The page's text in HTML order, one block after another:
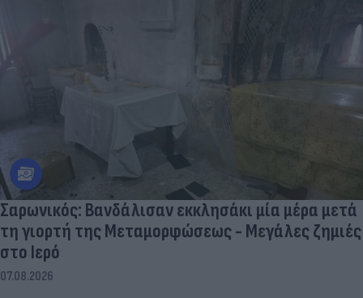
Σαρωνικός: Βανδάλισαν εκκλησάκι μία μέρα μετά
τη γιορτή της Μεταμορφώσεως - Μεγάλες ζημιές
στο Ιερό
07.08.2026